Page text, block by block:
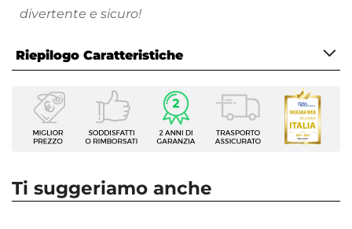
divertente e sicuro!
Carezza, Timothy e Rattantouille!
Riepilogo Caratteristiche
Caratteristiche
Tipologia
Giocattoli
100 x 100 cm
Altezza
Ti suggeriamo anche